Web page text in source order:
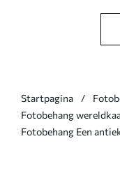
Startpagina
Fotobehang
Fotobehang Een